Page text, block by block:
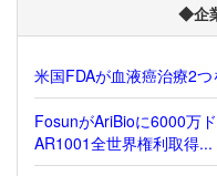
◆企
米国FDAが血液癌治療2
FosunがAriBioに6000万
AR1001全世界権利取得...